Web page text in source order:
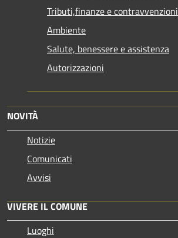
Tributi,finanze e contravvenzioni
Ambiente
Salute, benessere e assistenza
Autorizzazioni
NOVITÀ
Notizie
Comunicati
Avvisi
VIVERE IL COMUNE
Luoghi